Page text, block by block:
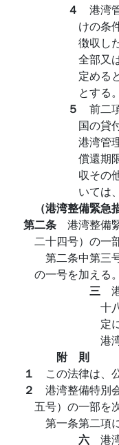
４ 港湾
けの条
徴収し
全部又
定める
とする。
５ 前二
国の貸
港湾管
償還期
収その
いては
（港湾整備緊急
第二条 港湾整備
二十四号）の一
第二条中第三
の一号を加える。
三
十
定
港
附 則
１ この法律は、
２ 港湾整備特別
五号）の一部を
第一条第二項
六 港